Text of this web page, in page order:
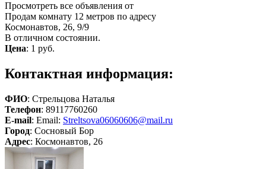
Просмотреть все объявления от
Продам комнату 12 метров по адресу
Космонавтов, 26, 9/9
В отличном состоянии.
Цена: 1 руб.
Контактная информация:
ФИО: Стрельцова Наталья
Телефон: 89117760260
E-mail: Email: Streltsova06060606@mail.ru
Город: Сосновый Бор
Адрес: Космонавтов, 26